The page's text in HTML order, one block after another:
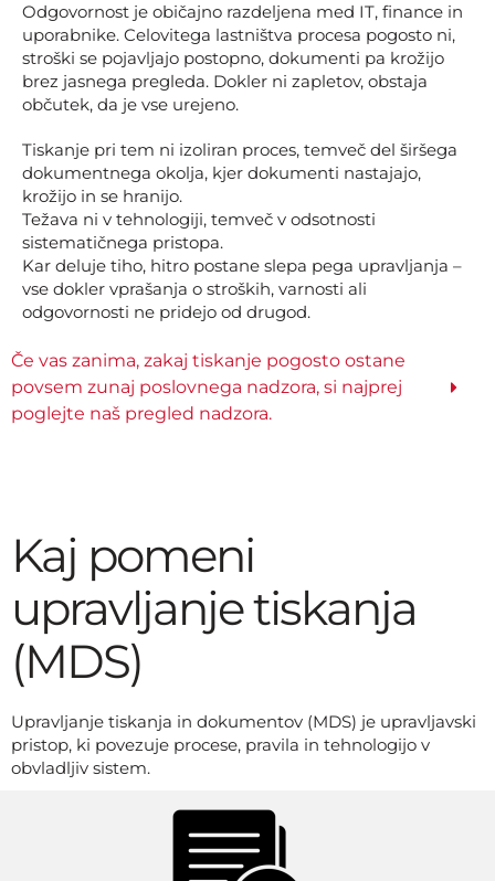
Odgovornost je običajno razdeljena med IT, finance in
uporabnike. Celovitega lastništva procesa pogosto ni,
stroški se pojavljajo postopno, dokumenti pa krožijo
brez jasnega pregleda. Dokler ni zapletov, obstaja
občutek, da je vse urejeno.
Tiskanje pri tem ni izoliran proces, temveč del širšega
dokumentnega okolja, kjer dokumenti nastajajo,
krožijo in se hranijo.
Težava ni v tehnologiji, temveč v odsotnosti
sistematičnega pristopa.
Kar deluje tiho, hitro postane slepa pega upravljanja –
vse dokler vprašanja o stroških, varnosti ali
odgovornosti ne pridejo od drugod.
Če vas zanima, zakaj tiskanje pogosto ostane
povsem zunaj poslovnega nadzora, si najprej
poglejte naš pregled nadzora.
Kaj pomeni
upravljanje tiskanja
(MDS)
Upravljanje tiskanja in dokumentov (MDS) je upravljavski
pristop, ki povezuje procese, pravila in tehnologijo v
obvladljiv sistem.